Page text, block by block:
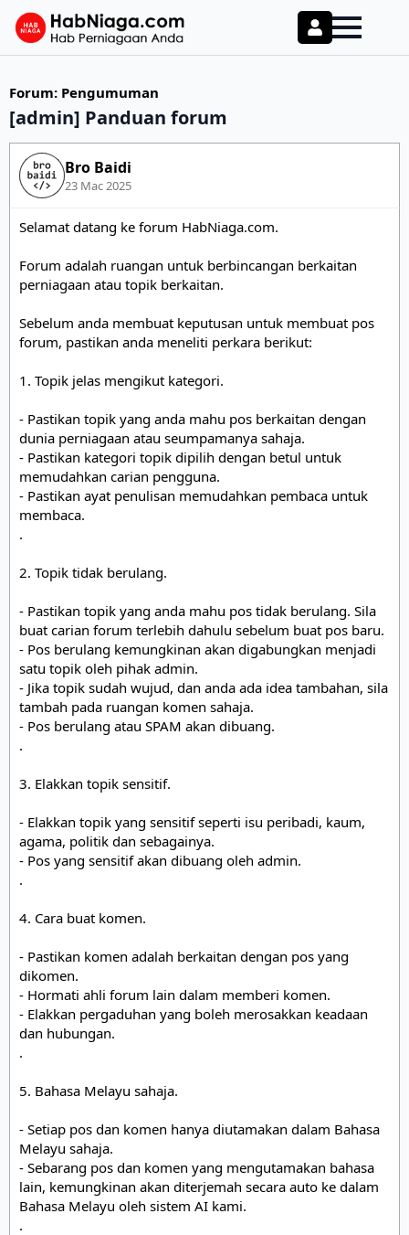
Forum: Pengumuman
[admin] Panduan forum
Bro Baidi
23 Mac 2025
Selamat datang ke forum HabNiaga.com.
Forum adalah ruangan untuk berbincangan berkaitan
perniagaan atau topik berkaitan.
Sebelum anda membuat keputusan untuk membuat pos
forum, pastikan anda meneliti perkara berikut:
1. Topik jelas mengikut kategori.
- Pastikan topik yang anda mahu pos berkaitan dengan
dunia perniagaan atau seumpamanya sahaja.
- Pastikan kategori topik dipilih dengan betul untuk
memudahkan carian pengguna.
- Pastikan ayat penulisan memudahkan pembaca untuk
membaca.
.
2. Topik tidak berulang.
- Pastikan topik yang anda mahu pos tidak berulang. Sila
buat carian forum terlebih dahulu sebelum buat pos baru.
- Pos berulang kemungkinan akan digabungkan menjadi
satu topik oleh pihak admin.
- Jika topik sudah wujud, dan anda ada idea tambahan, sila
tambah pada ruangan komen sahaja.
- Pos berulang atau SPAM akan dibuang.
.
3. Elakkan topik sensitif.
- Elakkan topik yang sensitif seperti isu peribadi, kaum,
agama, politik dan sebagainya.
- Pos yang sensitif akan dibuang oleh admin.
.
4. Cara buat komen.
- Pastikan komen adalah berkaitan dengan pos yang
dikomen.
- Hormati ahli forum lain dalam memberi komen.
- Elakkan pergaduhan yang boleh merosakkan keadaan
dan hubungan.
.
5. Bahasa Melayu sahaja.
- Setiap pos dan komen hanya diutamakan dalam Bahasa
Melayu sahaja.
- Sebarang pos dan komen yang mengutamakan bahasa
lain, kemungkinan akan diterjemah secara auto ke dalam
Bahasa Melayu oleh sistem AI kami.
.